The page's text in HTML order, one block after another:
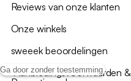
Ga door zonder toestemming
Reviews van onze klanten
Onze winkels
sweeek beoordelingen
*Aanbiedingsvoorwaarden &